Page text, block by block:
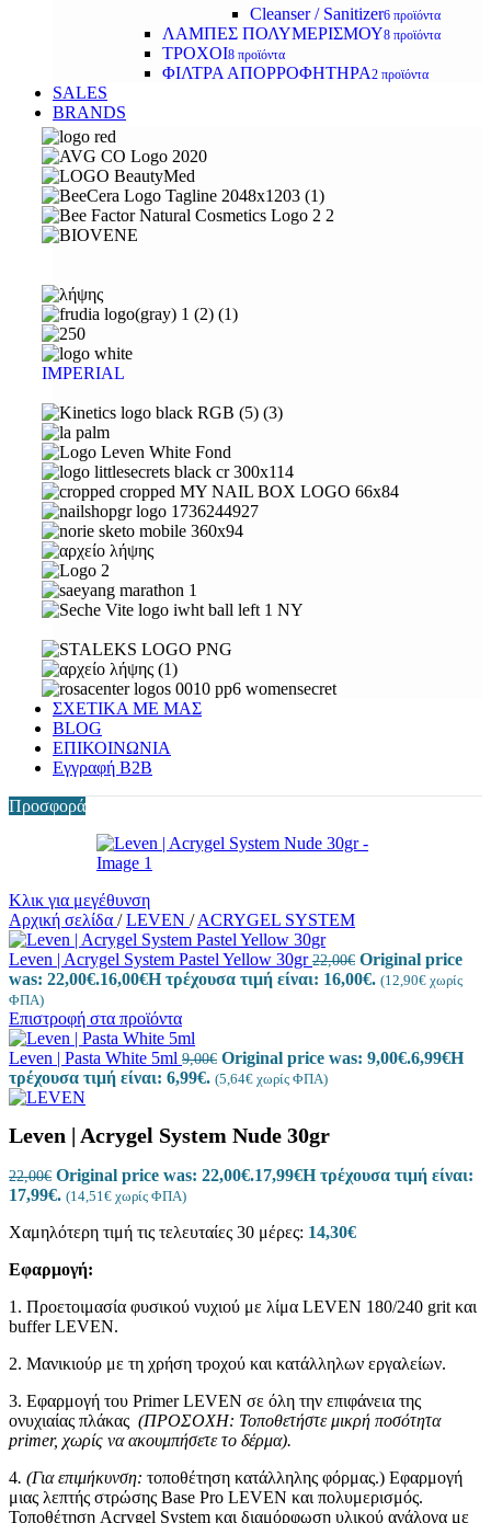
Cleanser / Sanitizer6 προϊόντα
ΛΑΜΠΕΣ ΠΟΛΥΜΕΡΙΣΜΟΥ8 προϊόντα
ΤΡΟΧΟΙ8 προϊόντα
ΦΙΛΤΡΑ ΑΠΟΡΡΟΦΗΤΗΡΑ2 προϊόντα
SALES
BRANDS
IMPERIAL
ΣΧΕΤΙΚΑ ΜΕ ΜΑΣ
BLOG
ΕΠΙΚΟΙΝΩΝΙΑ
Εγγραφή Β2Β
Προσφορά
Κλικ για μεγέθυνση
Αρχική σελίδα / LEVEN / ACRYGEL SYSTEM
Leven | Acrygel System Pastel Yellow 30gr22,00€ Original price
was: 22,00€.16,00€Η τρέχουσα τιμή είναι: 16,00€. (12,90€ χωρίς
ΦΠΑ)
Επιστροφή στα προϊόντα
Leven | Pasta White 5ml 9,00€ Original price was: 9,00€.6,99€Η
τρέχουσα τιμή είναι: 6,99€. (5,64€ χωρίς ΦΠΑ)
Leven | Acrygel System Nude 30gr
22,00€ Original price was: 22,00€.17,99€Η τρέχουσα τιμή είναι:
17,99€. (14,51€ χωρίς ΦΠΑ)
Χαμηλότερη τιμή τις τελευταίες 30 μέρες: 14,30€
Εφαρμογή:
1. Προετοιμασία φυσικού νυχιού με λίμα LEVEN 180/240 grit και
buffer LEVEN.
2. Μανικιούρ με τη χρήση τροχού και κατάλληλων εργαλείων.
3. Εφαρμογή του Primer LEVEN σε όλη την επιφάνεια της
ονυχιαίας πλάκας (ΠΡΟΣΟΧΗ: Τοποθετήστε μικρή ποσότητα
primer, χωρίς να ακουμπήσετε το δέρμα).
4. (Για επιμήκυνση: τοποθέτηση κατάλληλης φόρμας.) Εφαρμογή
μιας λεπτής στρώσης Base Pro LEVEN και πολυμερισμός.
Τοποθέτηση Acrygel System και διαμόρφωση υλικού ανάλογα με